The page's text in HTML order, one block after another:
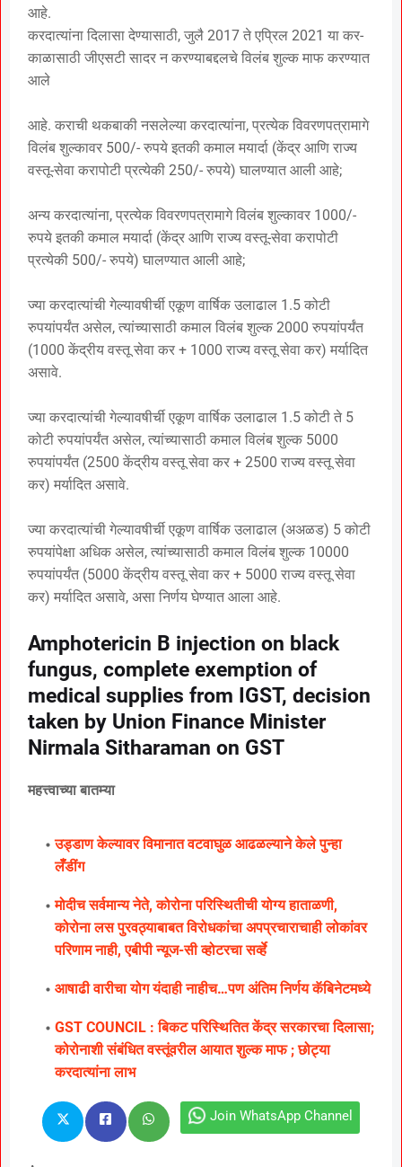
आहे.
करदात्यांना दिलासा देण्यासाठी, जुलै 2017 ते एप्रिल 2021 या कर-
काळासाठी जीएसटी सादर न करण्याबद्दलचे विलंब शुल्क माफ करण्यात
आले
आहे. कराची थकबाकी नसलेल्या करदात्यांना, प्रत्येक विवरणपत्रामागे
विलंब शुल्कावर 500/- रुपये इतकी कमाल मयार्दा (केंद्र आणि राज्य
वस्तू-सेवा करापोटी प्रत्येकी 250/- रुपये) घालण्यात आली आहे;
अन्य करदात्यांना, प्रत्येक विवरणपत्रामागे विलंब शुल्कावर 1000/-
रुपये इतकी कमाल मयार्दा (केंद्र आणि राज्य वस्तू-सेवा करापोटी
प्रत्येकी 500/- रुपये) घालण्यात आली आहे;
ज्या करदात्यांची गेल्यावषीर्ची एकूण वार्षिक उलाढाल 1.5 कोटी
रुपयांपर्यंत असेल, त्यांच्यासाठी कमाल विलंब शुल्क 2000 रुपयांपर्यंत
(1000 केंद्रीय वस्तू सेवा कर + 1000 राज्य वस्तू सेवा कर) मर्यादित
असावे.
ज्या करदात्यांची गेल्यावषीर्ची एकूण वार्षिक उलाढाल 1.5 कोटी ते 5
कोटी रुपयांपर्यंत असेल, त्यांच्यासाठी कमाल विलंब शुल्क 5000
रुपयांपर्यंत (2500 केंद्रीय वस्तू सेवा कर + 2500 राज्य वस्तू सेवा
कर) मर्यादित असावे.
ज्या करदात्यांची गेल्यावषीर्ची एकूण वार्षिक उलाढाल (अअळड) 5 कोटी
रुपयांपेक्षा अधिक असेल, त्यांच्यासाठी कमाल विलंब शुल्क 10000
रुपयांपर्यंत (5000 केंद्रीय वस्तू सेवा कर + 5000 राज्य वस्तू सेवा
कर) मर्यादित असावे, असा निर्णय घेण्यात आला आहे.
Amphotericin B injection on black
fungus, complete exemption of
medical supplies from IGST, decision
taken by Union Finance Minister
Nirmala Sitharaman on GST
महत्त्वाच्या बातम्या
उड्डाण केल्यावर विमानात वटवाघुळ आढळल्याने केले पुन्हा
लॅँडींग
मोदीच सर्वमान्य नेते, कोरोना परिस्थितीची योग्य हाताळणी,
कोरोना लस पुरवठ्याबाबत विरोधकांचा अपप्रचाराचाही लोकांवर
परिणाम नाही, एबीपी न्यूज-सी व्होटरचा सर्व्हे
आषाढी वारीचा योग यंदाही नाहीच…पण अंतिम निर्णय कॅबिनेटमध्ये
GST COUNCIL : बिकट परिस्थितित केंद्र सरकारचा दिलासा;
कोरोनाशी संबंधित वस्तूंवरील आयात शुल्क माफ ; छोट्या
करदात्यांना लाभ
Join WhatsApp Channel